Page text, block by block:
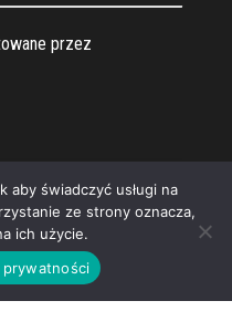
przez
|Theme:Envo Magazine
aby świadczyć usługi na
ze strony oznacza,
ich użycie.
prywatności